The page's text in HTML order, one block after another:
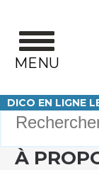
MENU
DICO EN LIGNE
Votre
À